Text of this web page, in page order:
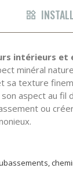
intérieurs
minéral
sa texture
aspect au fil
ou